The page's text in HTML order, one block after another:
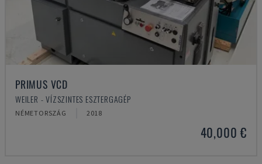
PRIMUS VCD
WEILER - VÍZSZINTES ESZTERGAGÉP
NÉMETORSZÁG 2018
40,000 €